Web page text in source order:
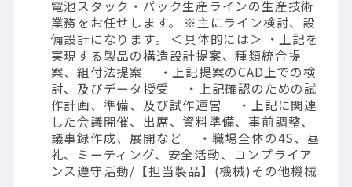
電池スタック・パック生産ラインの生産技術
業務をお任せします。 ※主にライン検討、設
備設計になります。 ＜具体的には＞ ・上記を
実現する製品の構造設計提案、種類統合提
案、組付法提案 ・上記提案のCAD上での検
討、及びデータ授受 ・上記確認のための試
作計画、準備、及び試作運営 ・上記に関連
した会議開催、出席、資料準備、事前調整、
議事録作成、展開など ・職場全体の4S、昼
礼、ミーティング、安全活動、コンプライア
ンス遵守活動/【担当製品】(機械)その他機械